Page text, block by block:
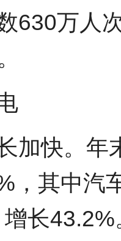
630万人
加快。年
，其中
长